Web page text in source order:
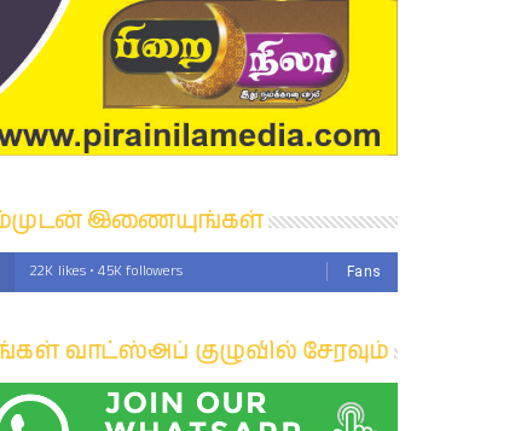
இணையுங்கள்
22K likes • 45K followers Fans
வாட்ஸ்அப் குழுவில் சேரவும்